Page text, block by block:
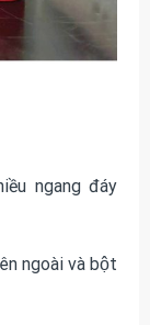
ngang đáy
ngoài và bột